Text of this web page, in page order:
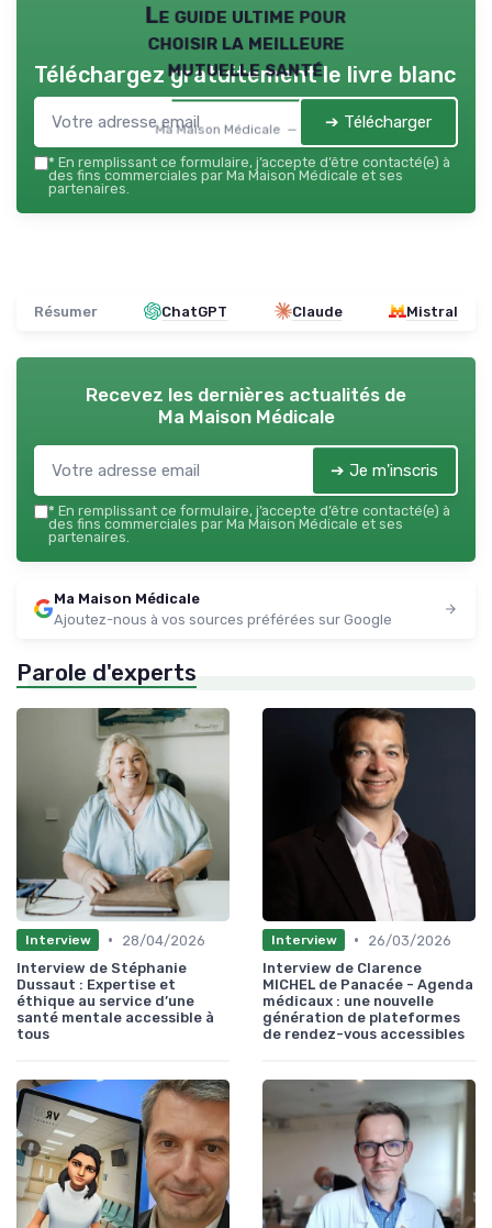
Le guide ultime pour
choisir la meilleure
mutuelle santé
Ma Maison Médicale — 2026
Téléchargez gratuitement le livre blanc
➔ Télécharger
* En remplissant ce formulaire, j’accepte d’être contacté(e) à
des fins commerciales par Ma Maison Médicale et ses
partenaires.
Résumer ChatGPT Claude Mistral
Recevez les dernières actualités de
Ma Maison Médicale
➔ Je m'inscris
* En remplissant ce formulaire, j’accepte d’être contacté(e) à
des fins commerciales par Ma Maison Médicale et ses
partenaires.
Ma Maison Médicale
Ajoutez-nous à vos sources préférées sur Google
Parole d'experts
Interview •
28/04/2026
Interview de Stéphanie
Dussaut : Expertise et
éthique au service d’une
santé mentale accessible à
tous
Interview •
26/03/2026
Interview de Clarence
MICHEL de Panacée - Agenda
médicaux : une nouvelle
génération de plateformes
de rendez-vous accessibles